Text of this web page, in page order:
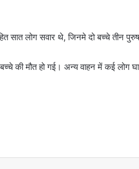
सात लोग सवार थे, जिनमे दो बच्चे तीन
की मौत हो गई। अन्य वाहन में कई लोग